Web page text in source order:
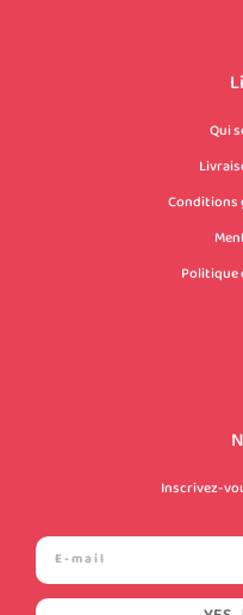
Qui
Conditions
Inscrivez-